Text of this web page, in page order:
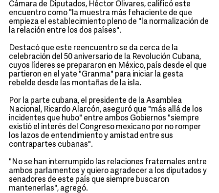
Cámara de Diputados, Héctor Olivares, calificó este
encuentro como "la muestra más fehaciente de que
empieza el establecimiento pleno de "la normalización de
la relación entre los dos países".
Destacó que este reencuentro se da cerca de la
celebración del 50 aniversario de la Revolución Cubana,
cuyos líderes se prepararon en México, país desde el que
partieron en el yate "Granma" para iniciar la gesta
rebelde desde las montañas de la isla.
Por la parte cubana, el presidente de la Asamblea
Nacional, Ricardo Alarcón, aseguró que "más allá de los
incidentes que hubo" entre ambos Gobiernos "siempre
existió el interés del Congreso mexicano por no romper
los lazos de entendimiento y amistad entre sus
contrapartes cubanas".
"No se han interrumpido las relaciones fraternales entre
ambos parlamentos y quiero agradecer a los diputados y
senadores de este país que siempre buscaron
mantenerlas", agregó.